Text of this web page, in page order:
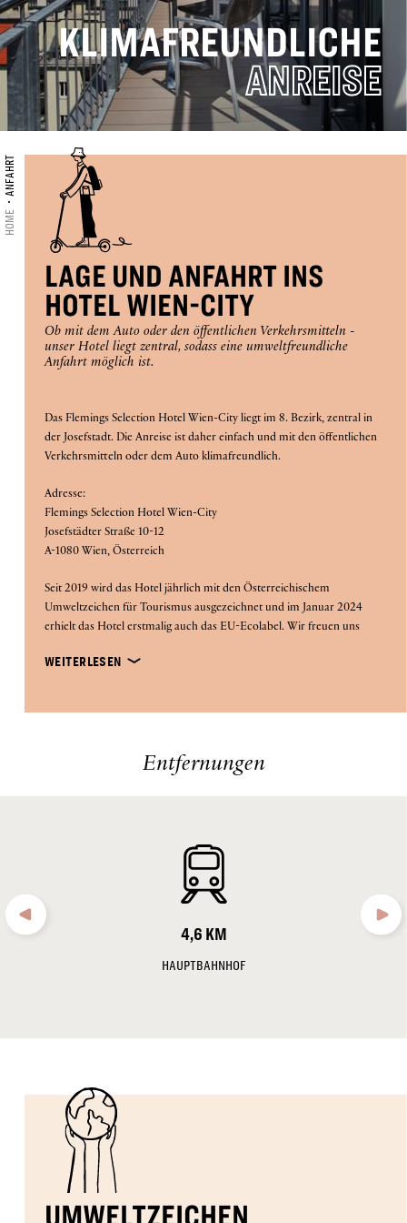
16 17 18 19 20 21 22
23 24 25 26 27 28 29
30 31
ANREISE
Selected
check
2026.
ZIMMER ERWACHSENE KINDER
DISCOUNT CODE
J
E
T
Z
T
B
U
C
H
E
N
KLIMAFREUNDLICHE
ANREISE
HOME
ANFAHRT
LAGE UND ANFAHRT INS
HOTEL WIEN-CITY
Ob mit dem Auto oder den öffentlichen Verkehrsmitteln -
unser Hotel liegt zentral, sodass eine umweltfreundliche
Anfahrt möglich ist.
Das Flemings Selection Hotel Wien-City liegt im 8. Bezirk, zentral in
der Josefstadt. Die Anreise ist daher einfach und mit den öffentlichen
Verkehrsmitteln oder dem Auto klimafreundlich.
Adresse:
Flemings Selection Hotel Wien-City
Josefstädter Straße 10-12
A-1080 Wien, Österreich
Seit 2019 wird das Hotel jährlich mit den Österreichischem
Umweltzeichen für Tourismus ausgezeichnet und im Januar 2024
erhielt das Hotel erstmalig auch das EU-Ecolabel. Wir freuen uns
umweltfreundliches Handeln und
WEITERLESEN
Entfernungen
4,6 KM
HAUPTBAHNHOF